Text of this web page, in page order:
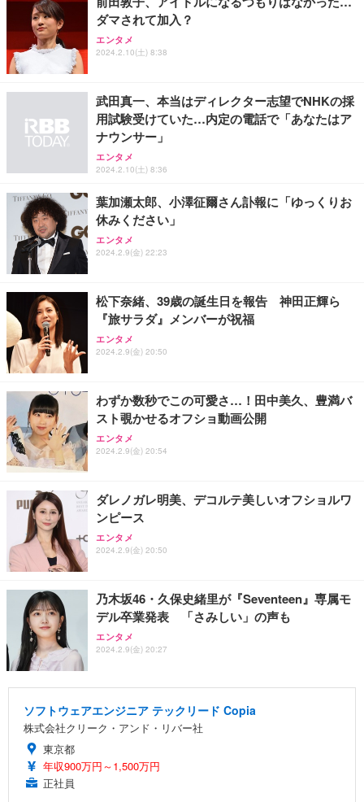
務用 おしゃれ パソコンチェア (ブラック)
Sezlife オフィスチェア デスクチェア 疲れない テレ
ワーク チェア 強化バックレスト 30度ロッキング機
能 人間工学 椅子 腰サポート 90度跳ね上げ式アーム
務用 おしゃれ パソコンチェア (ホワイト)
ANDWINT オフィスチェア デスクチェア 肘なし メ
ッシュ 通気性 ランバーサポート付き 腰サポート ガ
ス圧無段階昇降 360度回転 キャスター付き コンパク
ト 幅52×奥行58.5×高さ84～96cm テレワーク 在宅
￥4,139
【整備済み品】Dell E2724HS 27インチ 液晶モニタ
ー フルHD（1920×1080）VA 非光沢 HDMI/DisplayP
ort/VGA スピーカー内蔵 高さ調整 スイベル VESA対
【MiniLED/24.5inch/280Hz/FHD】GRAPHT THE S
HOOTER Gaming Monitor 24” Essential ゲーミン
グモニター QD 24.5インチ 1ms FHD 量子ドット 残
像低減 (3年保証 | 輝点保証 | 日本メーカー)
￥34,980
Smart Basic(スマートベーシック) 【Amazon.co.jp
限定】 Smart Basic アイリスオーヤマ ペットシーツ
超厚型 お徳用 ワイド 100枚入 (x 1) (ケース販売)
アイリスオーヤマ ペットシーツ 超厚型 お徳用 レギ
ュラー 200枚入【Amazon.co.jp限定】
￥3,731
ダマされて加入？
エンタメ
2024.2.10(土) 8:38
武田真一、本当はディレクター志望でNHKの採
用試験受けていた…内定の電話で「あなたはア
ナウンサー」
エンタメ
2024.2.10(土) 8:36
葉加瀬太郎、小澤征爾さん訃報に「ゆっくりお
休みください」
エンタメ
2024.2.9(金) 22:23
松下奈緒、39歳の誕生日を報告 神田正輝ら
『旅サラダ』メンバーが祝福
エンタメ
2024.2.9(金) 20:50
わずか数秒でこの可愛さ…！田中美久、豊満バ
スト覗かせるオフショ動画公開
エンタメ
2024.2.9(金) 20:54
ダレノガレ明美、デコルテ美しいオフショルワ
ンピース
エンタメ
2024.2.9(金) 20:50
乃木坂46・久保史緒里が『Seventeen』専属モ
デル卒業発表 「さみしい」の声も
エンタメ
2024.2.9(金) 20:27
ソフトウェアエンジニア テックリード Copia
株式会社クリーク・アンド・リバー社
東京都
年収900万円～1,500万円
正社員